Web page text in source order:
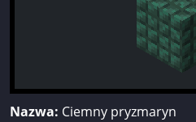
Nazwa: Ciemny pryzmaryn